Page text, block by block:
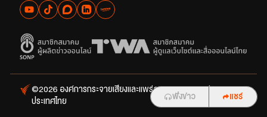
ฟังข่าว แชร์
ฟังข่าว แชร์
©2026 องค์การกระจายเสียงและแพร่ภาพสาธารณะแห่ง
ประเทศไทย